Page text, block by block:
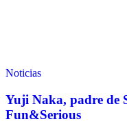
Noticias
Yuji Naka, padre de
Fun&Serious